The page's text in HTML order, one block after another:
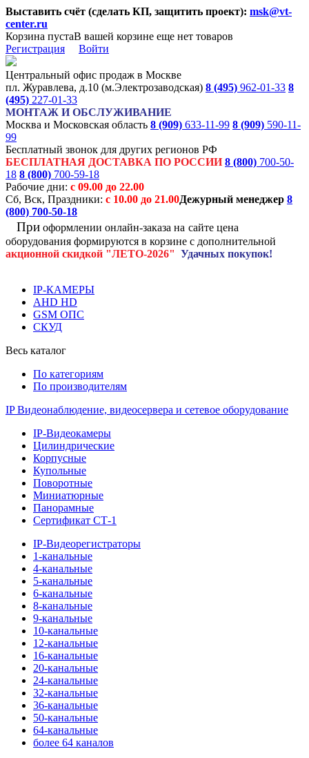
Выставить счёт (сделать КП, защитить проект): msk@vt-
center.ru
Корзина пустаВ вашей корзине еще нет товаров
Регистрация
Войти
Центральный офис продаж в Москве
пл. Журавлева, д.10 (м.Электрозаводская) 8 (495) 962-01-33 8
(495) 227-01-33
МОНТАЖ И ОБСЛУЖИВАНИЕ
Москва и Московская область 8 (909) 633-11-99 8 (909) 590-11-
99
Бесплатный звонок для других регионов РФ
БЕСПЛАТНАЯ ДОСТАВКА ПО РОССИИ 8 (800) 700-50-
18 8 (800) 700-59-18
Рабочие дни: с 09.00 до 22.00
Сб, Вск, Праздники: с 10.00 до 21.00Дежурный менеджер 8
(800) 700-50-18
При оформлении онлайн-заказа на сайте цена
оборудования формируются в корзине с дополнительной
акционной скидкой "ЛЕТО-2026" Удачных покупок!
IP-КАМЕРЫ
AHD HD
GSM ОПС
СКУД
Весь каталог
По категориям
По производителям
IP Видеонаблюдение, видеосервера и сетевое оборудование
IP-Видеокамеры
Цилиндрические
Корпусные
Купольные
Поворотные
Миниатюрные
Панорамные
Сертификат СТ-1
IP-Видеорегистраторы
1-канальные
4-канальные
5-канальные
6-канальные
8-канальные
9-канальные
10-канальные
12-канальные
16-канальные
20-канальные
24-канальные
32-канальные
36-канальные
50-канальные
64-канальные
более 64 каналов